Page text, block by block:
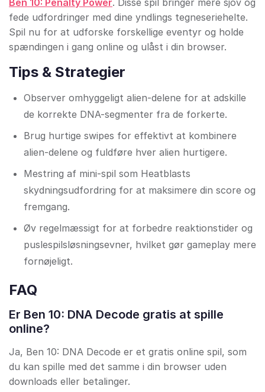
Ben 10: Penalty Power. Disse spil bringer mere sjov og
fede udfordringer med dine yndlings tegneseriehelte.
Spil nu for at udforske forskellige eventyr og holde
spændingen i gang online og ulåst i din browser.
Tips & Strategier
Observer omhyggeligt alien-delene for at adskille
de korrekte DNA-segmenter fra de forkerte.
Brug hurtige swipes for effektivt at kombinere
alien-delene og fuldføre hver alien hurtigere.
Mestring af mini-spil som Heatblasts
skydningsudfordring for at maksimere din score og
fremgang.
Øv regelmæssigt for at forbedre reaktionstider og
puslespilsløsningsevner, hvilket gør gameplay mere
fornøjeligt.
FAQ
Er Ben 10: DNA Decode gratis at spille
online?
Ja, Ben 10: DNA Decode er et gratis online spil, som
du kan spille med det samme i din browser uden
downloads eller betalinger.